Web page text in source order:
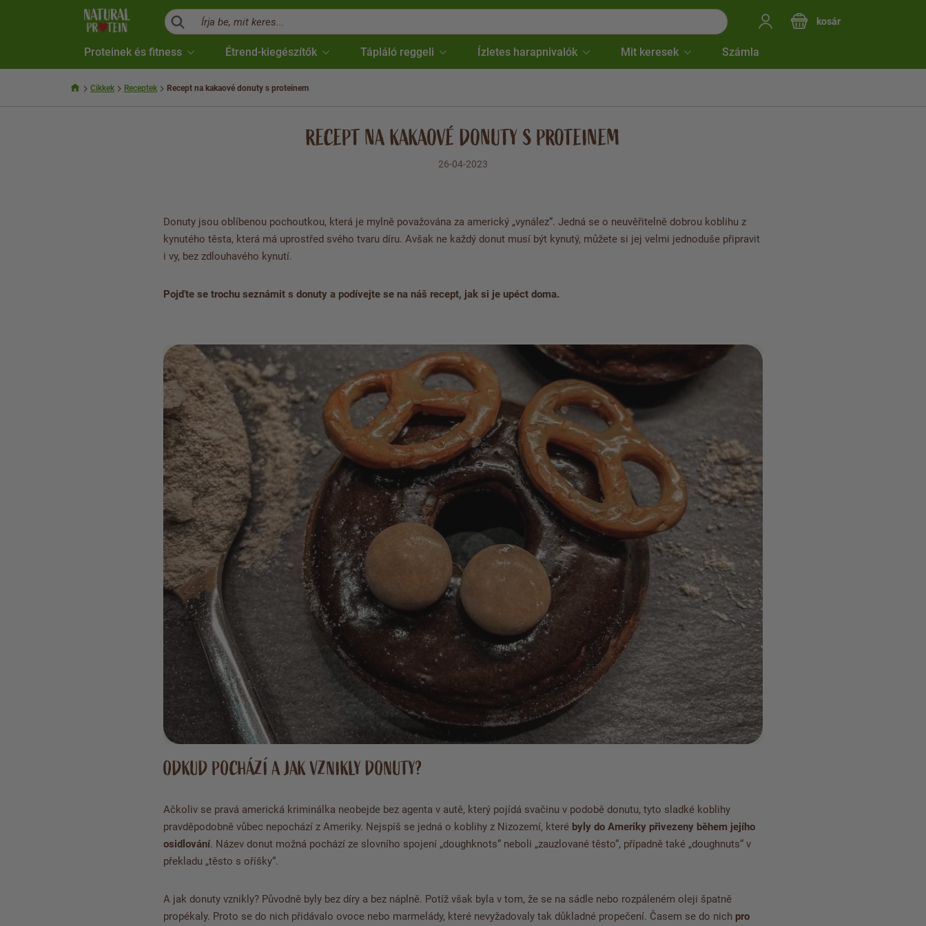
Írja be, mit keres... kosár
Proteinek és fitness Étrend-kiegészítők Tápláló reggeli Ízletes harapnivalók Mit keresek Számla
Cikkek Receptek Recept na kakaové donuty s proteinem
RECEPT NA KAKAOVÉ DONUTY S PROTEINEM
26-04-2023
Donuty jsou oblíbenou pochoutkou, která je mylně považována za americký „vynález“. Jedná se o neuvěřitelně dobrou koblihu z
kynutého těsta, která má uprostřed svého tvaru díru. Avšak ne každý donut musí být kynutý, můžete si jej velmi jednoduše připravit
i vy, bez zdlouhavého kynutí.
Pojďte se trochu seznámit s donuty a podívejte se na náš recept, jak si je upéct doma.
ODKUD POCHÁZÍ A JAK VZNIKLY DONUTY?
Ačkoliv se pravá americká kriminálka neobejde bez agenta v autě, který pojídá svačinu v podobě donutu, tyto sladké koblihy
pravděpodobně vůbec nepochází z Ameriky. Nejspíš se jedná o koblihy z Nizozemí, které byly do Ameriky přivezeny během jejího
osidlování. Název donut možná pochází ze slovního spojení „doughknots“ neboli „zauzlované těsto“, případně také „doughnuts“ v
překladu „těsto s oříšky“.
A jak donuty vznikly? Původně byly bez díry a bez náplně. Potíž však byla v tom, že se na sádle nebo rozpáleném oleji špatně
propékaly. Proto se do nich přidávalo ovoce nebo marmelády, které nevyžadovaly tak důkladné propečení. Časem se do nich pro